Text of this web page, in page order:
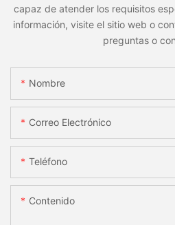
capaz de atender los requisitos
información, visite el sitio web o
preguntas o
Nombre
Correo Electrónico
Teléfono
Contenido